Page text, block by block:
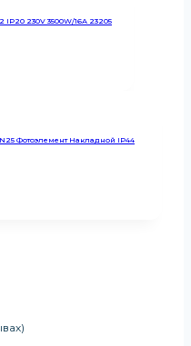
IP20 230V 3500W/16А 23205
Фотоэлемент Накладной IP44